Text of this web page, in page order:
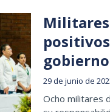
29 de junio de
Ocho militares